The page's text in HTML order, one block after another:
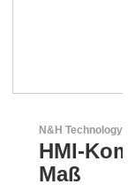
nach